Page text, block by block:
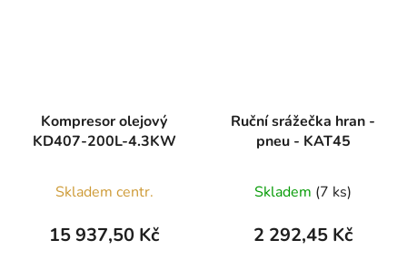
Kompresor olejový
KD407-200L-4.3KW
Skladem centr.
15 937,50 Kč
Ruční srážečka hran -
pneu - KAT45
Skladem (7 ks)
2 292,45 Kč